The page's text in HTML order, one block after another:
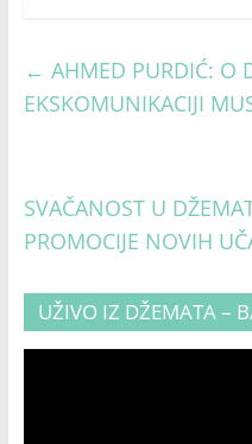
← AHMED PURDIĆ: O
EKSKOMUNIKACIJI
SVAČANOST U
PROMOCIJE NOVIH
UŽIVO IZ DŽEMATA –